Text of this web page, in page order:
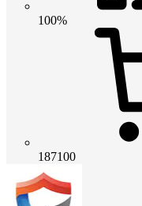
100%
187100